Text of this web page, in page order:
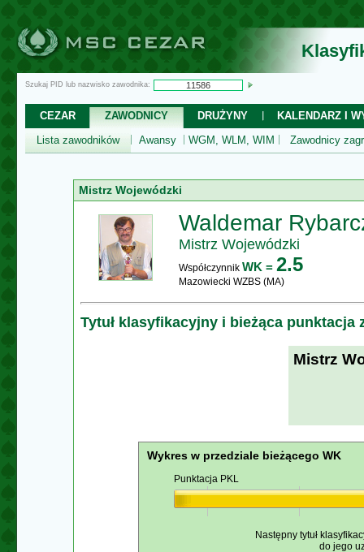
Szukaj PID lub nazwisko zawodnika:
CEZAR ZAWODNICY DRUŻYNY
KALENDARZ I
Lista zawodników
Awansy WGM, WLM, WIM Zawodnicy
Mistrz Wojewódzki
Waldemar
Mistrz Wojewódzki
Współczynnik WK = 2.5
Mazowiecki WZBS (MA)
Tytuł klasyfikacyjny i bieżąca punktacja
Mistrz
Wykres w przedziale bieżącego WK
Punktacja PKL
Następny tytuł
do jego